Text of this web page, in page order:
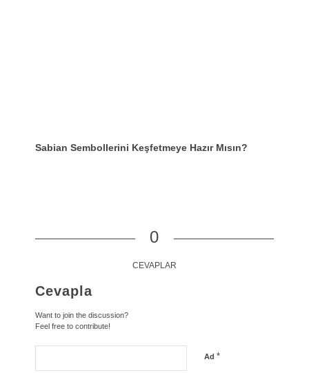
Sabian Sembollerini Keşfetmeye Hazır Mısın?
0
CEVAPLAR
Cevapla
Want to join the discussion?
Feel free to contribute!
Ad *